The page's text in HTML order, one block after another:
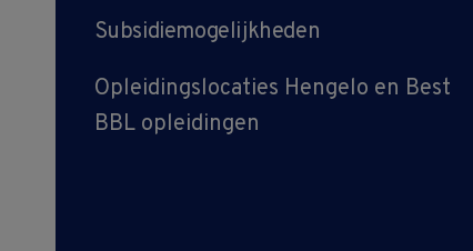
Subsidiemogelijkheden
Opleidingslocaties Hengelo en Best
BBL opleidingen